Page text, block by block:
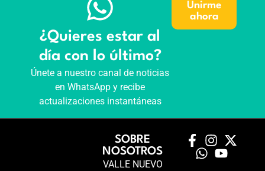
¿Quieres estar al
día con lo último?
Únete a nuestro canal de noticias
en WhatsApp y recibe
actualizaciones instantáneas
Unirme
ahora
SOBRE
NOSOTROS
VALLE NUEVO